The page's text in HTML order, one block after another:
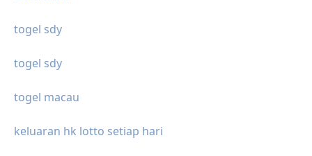
togel sdy
togel sdy
togel macau
keluaran hk lotto setiap hari